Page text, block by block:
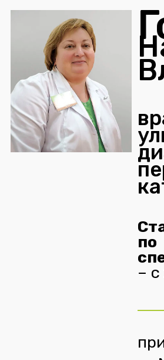
по
–